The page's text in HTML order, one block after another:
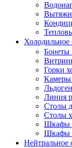
Холодильное
Бонеты
Горки
Камеры
Линия
Столы
Столы
Шкафы
Шкафы
Нейтральное